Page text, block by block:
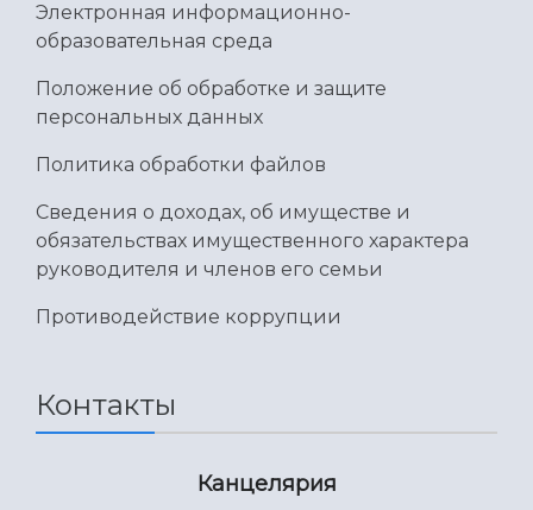
Электронная информационно-
образовательная среда
Положение об обработке и защите
персональных данных
Политика обработки файлов
Сведения о доходах, об имуществе и
обязательствах имущественного характера
руководителя и членов его семьи
Противодействие коррупции
Контакты
Канцелярия